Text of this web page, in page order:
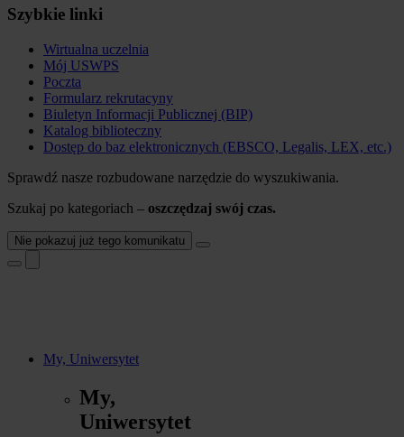
Szybkie linki
Wirtualna uczelnia
Mój USWPS
Poczta
Formularz rekrutacyny
Biuletyn Informacji Publicznej (BIP)
Katalog biblioteczny
Dostęp do baz elektronicznych (EBSCO, Legalis, LEX, etc.)
Sprawdź nasze rozbudowane narzędzie do wyszukiwania.
Szukaj po kategoriach – oszczędzaj swój czas.
Nie pokazuj już tego komunikatu
My, Uniwersytet
My,
Uniwersytet